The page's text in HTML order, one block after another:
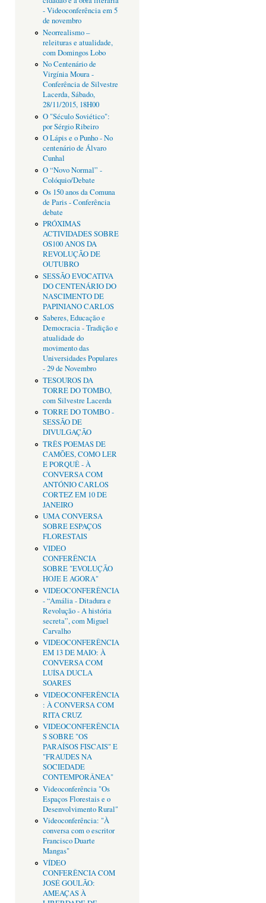
- Videoconferência em 5
de novembro
Neorrealismo –
releituras e atualidade,
com Domingos Lobo
No Centenário de
Virgínia Moura -
Conferência de Silvestre
Lacerda, Sábado,
28/11/2015, 18H00
O "Século Soviético":
por Sérgio Ribeiro
O Lápis e o Punho - No
centenário de Álvaro
Cunhal
O “Novo Normal” -
Colóquio/Debate
Os 150 anos da Comuna
de Paris - Conferência
debate
PRÓXIMAS
ACTIVIDADES SOBRE
OS100 ANOS DA
REVOLUÇÃO DE
OUTUBRO
SESSÃO EVOCATIVA
DO CENTENÁRIO DO
NASCIMENTO DE
PAPINIANO CARLOS
Saberes, Educação e
Democracia - Tradição e
atualidade do
movimento das
Universidades Populares
- 29 de Novembro
TESOUROS DA
TORRE DO TOMBO,
com Silvestre Lacerda
TORRE DO TOMBO -
SESSÃO DE
DIVULGAÇÃO
TRÊS POEMAS DE
CAMÕES, COMO LER
E PORQUÊ - À
CONVERSA COM
ANTÓNIO CARLOS
CORTEZ EM 10 DE
JANEIRO
UMA CONVERSA
SOBRE ESPAÇOS
FLORESTAIS
VIDEO
CONFERÊNCIA
SOBRE "EVOLUÇÃO
HOJE E AGORA"
VIDEOCONFERÊNCIA
- “Amália - Ditadura e
Revolução - A história
secreta”, com Miguel
Carvalho
VIDEOCONFERÊNCIA
EM 13 DE MAIO: À
CONVERSA COM
LUÍSA DUCLA
SOARES
VIDEOCONFERÊNCIA
: À CONVERSA COM
RITA CRUZ
VIDEOCONFERÊNCIA
S SOBRE "OS
PARAÍSOS FISCAIS" E
"FRAUDES NA
SOCIEDADE
CONTEMPORÂNEA"
Videoconferência "Os
Espaços Florestais e o
Desenvolvimento Rural"
Videoconferência: "À
conversa com o escritor
Francisco Duarte
Mangas"
VÍDEO
CONFERÊNCIA COM
JOSÉ GOULÃO:
AMEAÇAS À